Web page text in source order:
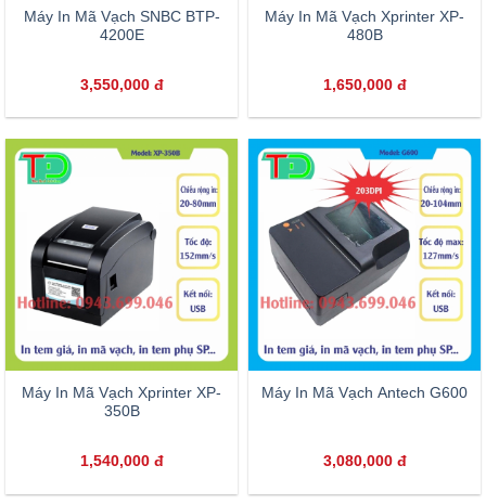
Máy In Mã Vạch SNBC BTP-
4200E
3,550,000 đ
Máy In Mã Vạch Xprinter XP-
480B
1,650,000 đ
Máy In Mã Vạch Xprinter XP-
350B
1,540,000 đ
Máy In Mã Vạch Antech G600
3,080,000 đ